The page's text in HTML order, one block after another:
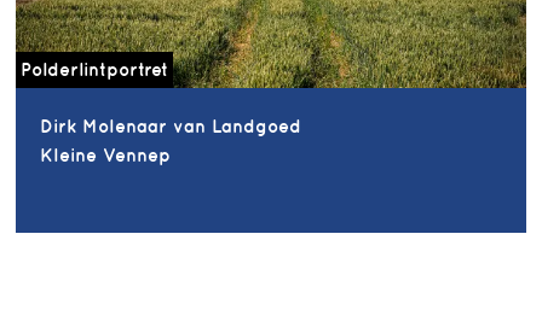
Polderlintportret
Dirk Molenaar van Landgoed
Kleine Vennep